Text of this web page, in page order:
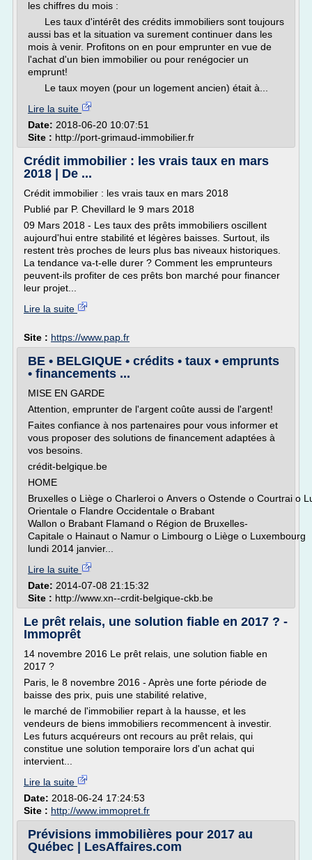
les chiffres du mois :
Les taux d'intérêt des crédits immobiliers sont toujours
aussi bas et la situation va surement continuer dans les
mois à venir. Profitons on en pour emprunter en vue de
l'achat d'un bien immobilier ou pour renégocier un
emprunt!
Le taux moyen (pour un logement ancien) était à...
Lire la suite
Date: 2018-06-20 10:07:51
Site : http://port-grimaud-immobilier.fr
Crédit immobilier : les vrais taux en mars
2018 | De ...
Crédit immobilier : les vrais taux en mars 2018
Publié par P. Chevillard le 9 mars 2018
09 Mars 2018 - Les taux des prêts immobiliers oscillent
aujourd'hui entre stabilité et légères baisses. Surtout, ils
restent très proches de leurs plus bas niveaux historiques.
La tendance va-t-elle durer ? Comment les emprunteurs
peuvent-ils profiter de ces prêts bon marché pour financer
leur projet...
Lire la suite
Site : https://www.pap.fr
BE • BELGIQUE • crédits • taux • emprunts
• financements ...
MISE EN GARDE
Attention, emprunter de l'argent coûte aussi de l'argent!
Faites confiance à nos partenaires pour vous informer et
vous proposer des solutions de financement adaptées à
vos besoins.
crédit-belgique.be
HOME
Bruxelles o Liège o Charleroi o Anvers o Ostende o Courtrai o
Orientale o Flandre Occidentale o Brabant
Wallon o Brabant Flamand o Région de Bruxelles-
Capitale o Hainaut o Namur o Limbourg o Liège o Luxembourg
lundi 2014 janvier...
Lire la suite
Date: 2014-07-08 21:15:32
Site : http://www.xn--crdit-belgique-ckb.be
Le prêt relais, une solution fiable en 2017 ? -
Immoprêt
14 novembre 2016 Le prêt relais, une solution fiable en
2017 ?
Paris, le 8 novembre 2016 - Après une forte période de
baisse des prix, puis une stabilité relative,
le marché de l'immobilier repart à la hausse, et les
vendeurs de biens immobiliers recommencent à investir.
Les futurs acquéreurs ont recours au prêt relais, qui
constitue une solution temporaire lors d'un achat qui
intervient...
Lire la suite
Date: 2018-06-24 17:24:53
Site : http://www.immopret.fr
Prévisions immobilières pour 2017 au
Québec | LesAffaires.com